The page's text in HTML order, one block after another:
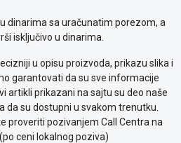
dinarima sa uračunatim porezom, a
isključivo u dinarima.
u opisu proizvoda, prikazu slika i
garantovati da su sve informacije
artikli prikazani na sajtu su deo naše
da su dostupni u svakom trenutku.
proveriti pozivanjem Call Centra na
ceni lokalnog poziva)